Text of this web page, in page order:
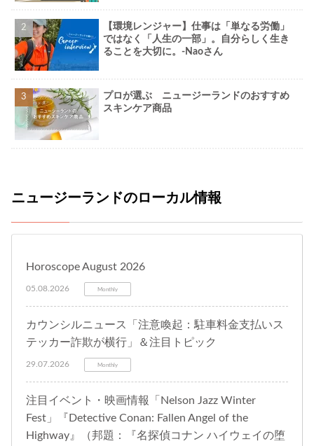
【環境レンジャー】仕事は「単なる労働」
ではなく「人生の一部」。自分らしく生き
ることを大切に。-Naoさん
プロが選ぶ ニュージーランドのおすすめ
スキンケア商品
ニュージーランドのローカル情報
Horoscope August 2026
05.08.2026 Monthly
カウンシルニュース「注意喚起：駐車料金支払いス
テッカー詐欺が横行」＆注目トピック
29.07.2026 Monthly
注目イベント・映画情報「Nelson Jazz Winter
Fest」『Detective Conan: Fallen Angel of the
Highway』（邦題：『名探偵コナン ハイウェイの堕